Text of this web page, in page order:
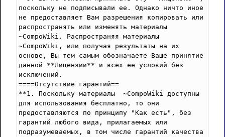
поскольку не подписывали ее. Однако ничто иное
не предоставляет Вам разрешения копировать или
распространять или изменять материалы
~CompoWiki. Распространяя материалы
~CompoWiki, или получая результаты на их
основе, Вы тем самым обозначаете Ваше принятие
данной **Лицензии** и всех ее условий без
исключений.
====Отсутствие гарантий==
**1. Поскольку материалы  ~CompoWiki доступны
для использования бесплатно, то они
предоставляются по принципу "Как есть", без
гарантий любого вида, прилагаемых или
подразумеваемых, в том числе гарантий качества